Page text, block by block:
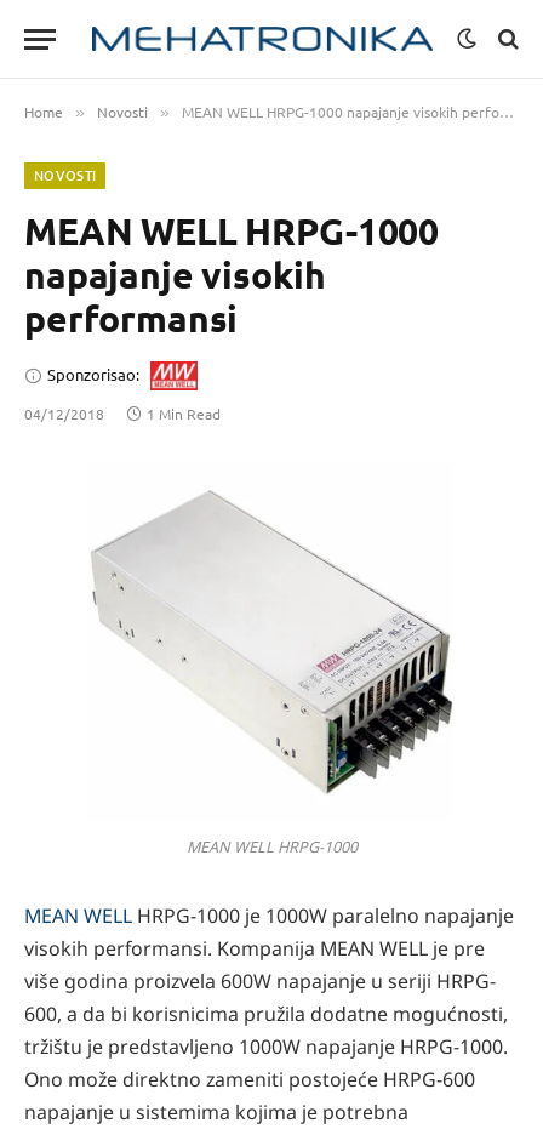
Home » Novosti » MEAN WELL HRPG-1000 napajanje visokih performansi
NOVOSTI
MEAN WELL HRPG-1000
napajanje visokih
performansi
Sponzorisao:
04/12/2018 1 Min Read
MEAN WELL HRPG-1000
MEAN WELL HRPG-1000 je 1000W paralelno napajanje
visokih performansi. Kompanija MEAN WELL je pre
više godina proizvela 600W napajanje u seriji HRPG-
600, a da bi korisnicima pružila dodatne mogućnosti,
tržištu je predstavljeno 1000W napajanje HRPG-1000.
Ono može direktno zameniti postojeće HRPG-600
napajanje u sistemima kojima je potrebna